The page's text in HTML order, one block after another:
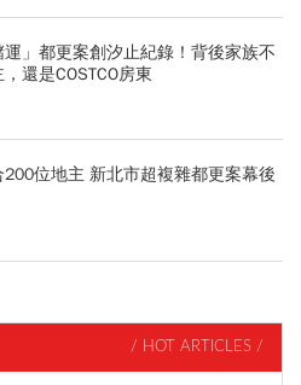
」都更案創汐止紀錄！背後家族不
還是COSTCO房東
位地主 新北市超複雜都更案幕後
/ HOT ARTICLES /